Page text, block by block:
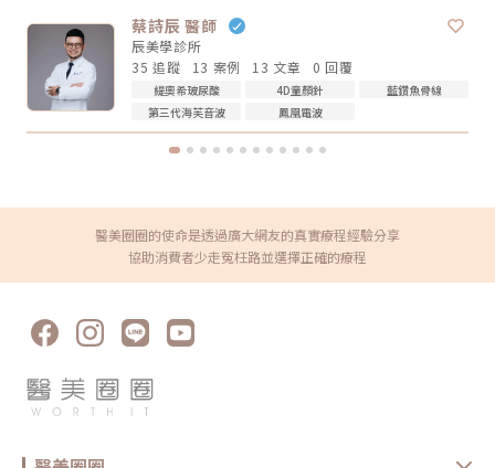
個人體質與療程設定而定。Q3：年輕人適合做電波音波嗎？如果只是想預
防初老、改善膚質鬆弛，可以先從電波或其他較溫和的保養型療程評估。若
已經有明顯輪廓下垂，也可以和醫師討論音波。但年齡不是唯一標準，皮膚
厚度、脂肪量、鬆弛程度更重要。Q4：電波音波可以取代拉皮手術嗎？不
能完全取代。電波音波適合輕度到中度鬆弛，屬於非侵入式抗老療程。如果
是非常明顯的皮膚鬆垂或組織下滑，仍可能需要評估手術或其他治療方式。
Q5：電波音波多久做一次？每個人的老化程度、儀器種類、能量設定和維
持需求不同，沒有固定答案。一般會由醫師依照膚況、年齡、預算與期待效
果規劃，不建議自己照網路頻率硬套。搞懂電波跟音波的差別，才能選對適
合自己的療程電波跟音波都是常見的非侵入式抗老療程，但它們不是誰取代
操作、療程規劃是否真的符合自身臉部條件。選對療程，不是追求最貴、最
先對！★溫馨提醒★小編要提醒大家，醫療並非單純的商業交易，所有的療
程都伴隨著風險。因此，作為消費者應該謹慎選擇合適的醫療方案，以確保
得臉比較緊、線條比較順，但真正的膠原變化通常需要時間。Thermage 官
方也提到效果可立即出現，並隨時間改善。所以比較合理的期待是：不是
「瞬間換臉」而是「慢慢變緊、變順、變精緻」做電波前需要注意什麼？無
論選無雙電波或鳳凰電波，療程前都建議注意以下幾點： 近期是否懷孕或
哺乳 是否有心律調節器或植入式電子裝置 施作區域是否有金屬植入物 是否
有嚴重皮膚發炎、傷口或感染 近期是否做過其他醫美療程 是否有蟹足腫或
特殊體質 是否正在服用影響皮膚修復的藥物這些資訊都應在諮詢時主動告
知醫療院所，即便是非侵入式療程，也不是每個人都適合做。做完電波後怎
麼保養？電波療程後，多數人不需要長時間恢復期，但仍建議做好基礎照
護： 加強保濕 避免過度去角質 做好防曬 短期內避免高溫環境，例如三溫
鳳凰電波偏向輪廓拉提與深層緊實。選擇重點應該是你的需求，而不是單看
療程名氣。Q2：無雙電波可以取代鳳凰電波嗎？不一定。兩者能量設計與
療程定位不同，並非互相取代關係。若主要需求是膚質與輕度緊緻，無雙電
作。Q4：電波拉提可以維持多久？維持時間會因年齡、膚況、生活習慣、
保養方式、能量設定與個人體質不同而有差異。多數電波療程並非永久效
感，建議先讓肌膚休息，並加強保濕與防曬，並依醫療院所指示進行後續照
護。選對療程，比跟風更重要無雙電波與鳳凰電波各有優勢，前者偏向細緻
膚質與自然緊緻，後者則更聚焦在輪廓拉提與深層抗老。與其問「哪一個比
年齡、鬆弛程度、預算與期待值，才能做出更安全也更符合期待的選擇。同
蔡詩辰 醫師
辰美學診所
35 追蹤
13 案例 13 文章 0 回覆
緹奧希玻尿酸 4D童顏針
藍鑽魚骨線
第三代海芙音波
鳳凰電波
醫美圈圈的使命是透過廣大網友的真實療程經驗分享
協助消費者少走冤枉路並選擇正確的療程